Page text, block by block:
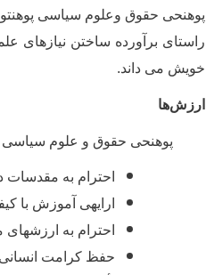
پوهنحی حقوق وعلوم سیاسی
راستای برآورده ساختن نیاز‌های
خویش می­ داند.
ارزش‌ها
پوهنحی حقوق و علوم سیاسی
احترام به مقدسات
ارایه­ی آموزش با
احترام به
حفظ کرامت